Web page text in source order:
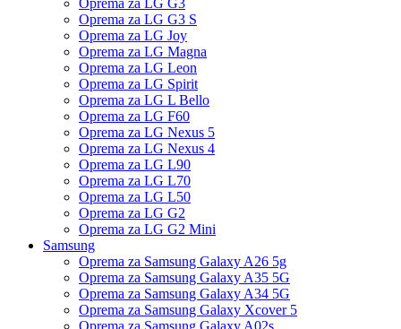
Oprema za LG G3
Oprema za LG G3 S
Oprema za LG Joy
Oprema za LG Magna
Oprema za LG Leon
Oprema za LG Spirit
Oprema za LG L Bello
Oprema za LG F60
Oprema za LG Nexus 5
Oprema za LG Nexus 4
Oprema za LG L90
Oprema za LG L70
Oprema za LG L50
Oprema za LG G2
Oprema za LG G2 Mini
Samsung
Oprema za Samsung Galaxy A26 5g
Oprema za Samsung Galaxy A35 5G
Oprema za Samsung Galaxy A34 5G
Oprema za Samsung Galaxy Xcover 5
Oprema za Samsung Galaxy A02s